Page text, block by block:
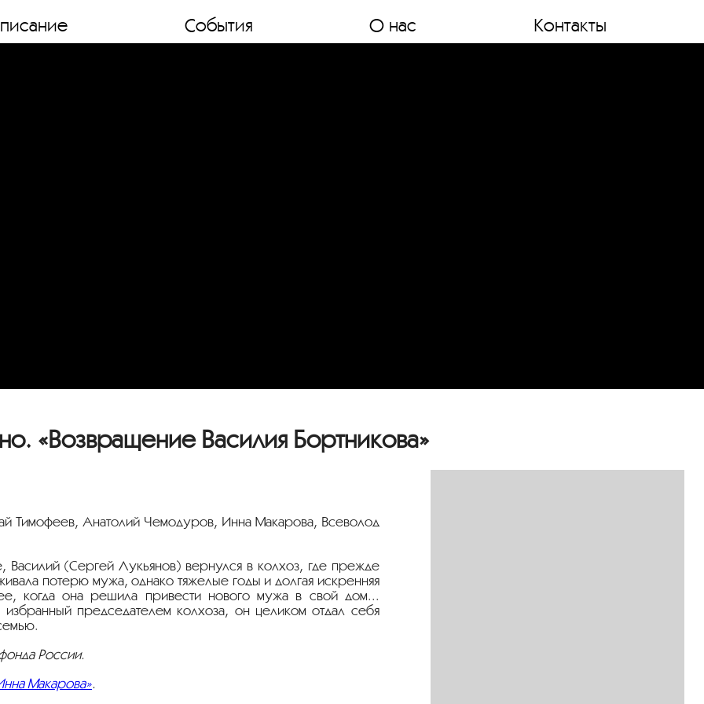
События О нас Контакты
Василия Бортникова»
Тимофеев, Анатолий Чемодуров, Инна Макарова, Всеволод
Василий (Сергей Лукьянов) вернулся в колхоз, где прежде
потерю мужа, однако тяжелые годы и долгая искренняя
когда она решила привести нового мужа в свой дом...
председателем колхоза, он целиком отдал себя
России.
Макарова».